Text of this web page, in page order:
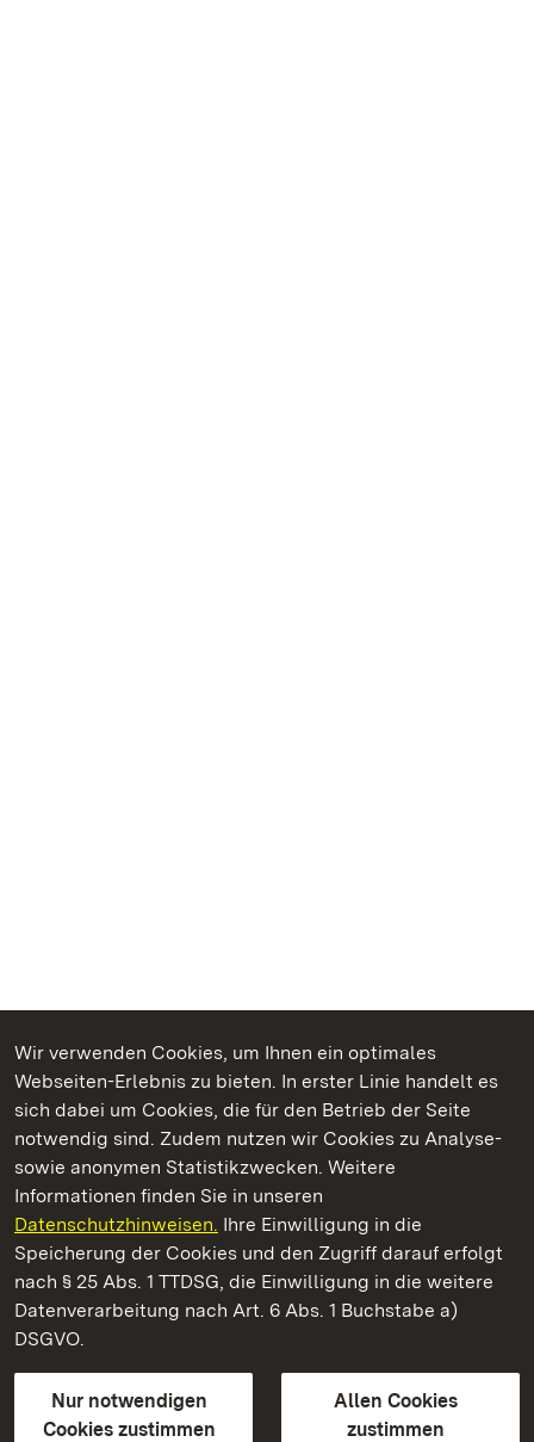
Wir verwenden Cookies, um Ihnen ein optimales
Webseiten-Erlebnis zu bieten. In erster Linie handelt es
sich dabei um Cookies, die für den Betrieb der Seite
notwendig sind. Zudem nutzen wir Cookies zu Analyse-
sowie anonymen Statistikzwecken. Weitere
Informationen finden Sie in unseren
Datenschutzhinweisen. Ihre Einwilligung in die
Speicherung der Cookies und den Zugriff darauf erfolgt
nach § 25 Abs. 1 TTDSG, die Einwilligung in die weitere
Datenverarbeitung nach Art. 6 Abs. 1 Buchstabe a)
DSGVO.
Nur notwendigen
Cookies zustimmen
Allen Cookies
zustimmen
Kommen. Staunen. Genießen.
Schloss Solitude
Staatliche Schlösser und Gärten Baden-Württemberg
Kontakt
GebärdenspracheLeichte Sprache
Erklärung zur Barrierefreiheit
BITV-konform (geprüfte Seiten)